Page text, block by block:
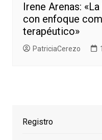
Irene Arenas:
con enfoque
terapéutico»
PatriciaCerezo
Registro